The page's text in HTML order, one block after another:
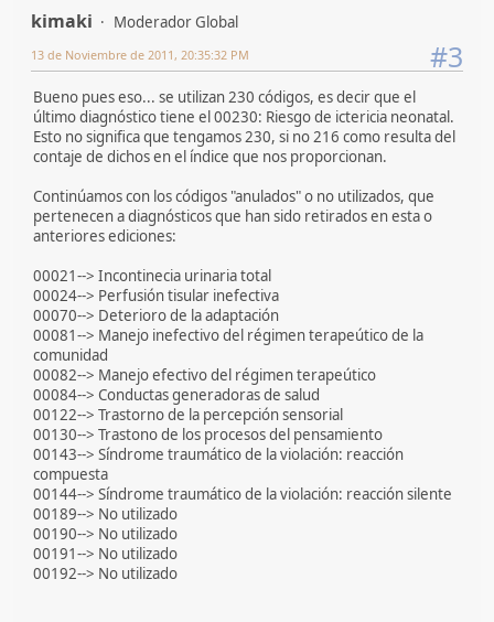
kimaki Moderador Global
#3
13 de Noviembre de 2011, 20:35:32 PM
Bueno pues eso... se utilizan 230 códigos, es decir que el
último diagnóstico tiene el 00230: Riesgo de ictericia neonatal.
Esto no significa que tengamos 230, si no 216 como resulta del
contaje de dichos en el índice que nos proporcionan.
Continúamos con los códigos "anulados" o no utilizados, que
pertenecen a diagnósticos que han sido retirados en esta o
anteriores ediciones:
00021--> Incontinecia urinaria total
00024--> Perfusión tisular inefectiva
00070--> Deterioro de la adaptación
00081--> Manejo inefectivo del régimen terapeútico de la
comunidad
00082--> Manejo efectivo del régimen terapeútico
00084--> Conductas generadoras de salud
00122--> Trastorno de la percepción sensorial
00130--> Trastono de los procesos del pensamiento
00143--> Síndrome traumático de la violación: reacción
compuesta
00144--> Síndrome traumático de la violación: reacción silente
00189--> No utilizado
00190--> No utilizado
00191--> No utilizado
00192--> No utilizado